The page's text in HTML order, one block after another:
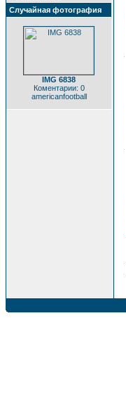
Случайная фотография
IMG 6838
Коментарии: 0
americanfootball